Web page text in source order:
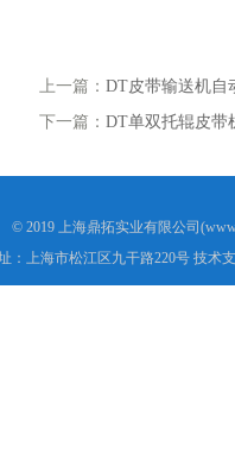
上一篇： DT皮带输送机自
下一篇： DT单双托辊皮带
© 2019 上海鼎拓实业有限公司
：上海市松江区九干路220号 技术